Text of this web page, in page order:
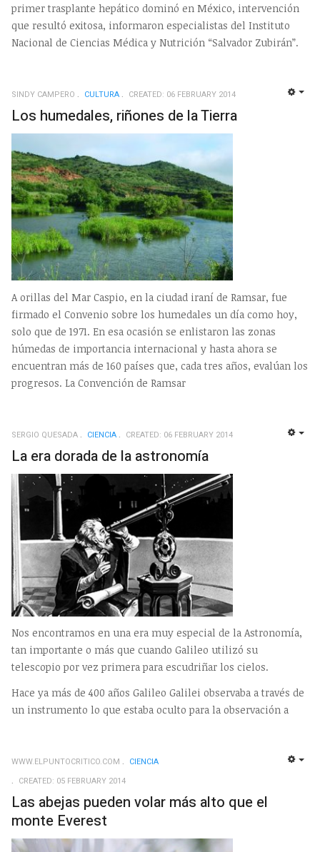
primer trasplante hepático dominó en México, intervención
que resultó exitosa, informaron especialistas del Instituto
Nacional de Ciencias Médica y Nutrición “Salvador Zubirán”.
SINDY CAMPERO CULTURA CREATED: 06 FEBRUARY 2014
Los humedales, riñones de la Tierra
A orillas del Mar Caspio, en la ciudad iraní de Ramsar, fue
firmado el Convenio sobre los humedales un día como hoy,
solo que de 1971. En esa ocasión se enlistaron las zonas
húmedas de importancia internacional y hasta ahora se
encuentran más de 160 países que, cada tres años, evalúan los
progresos. La Convención de Ramsar
SERGIO QUESADA CIENCIA CREATED: 06 FEBRUARY 2014
La era dorada de la astronomía
Nos encontramos en una era muy especial de la Astronomía,
tan importante o más que cuando Galileo utilizó su
telescopio por vez primera para escudriñar los cielos.
Hace ya más de 400 años Galileo Galilei observaba a través de
un instrumento lo que estaba oculto para la observación a
WWW.ELPUNTOCRITICO.COM
CIENCIA
CREATED: 05 FEBRUARY 2014
Las abejas pueden volar más alto que el
monte Everest